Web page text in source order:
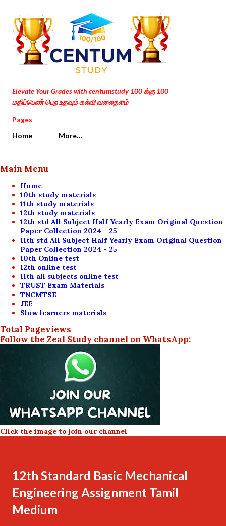
Skip to main content
Elevate Your Grades with centumstudy 100 க்கு 100
மதிப்பெண் பெற உதவும் கல்வி வலைதளம்
Pages
Home
More…
Main Menu
Home
10th study materials
11th study materials
12th study materials
12th std All Subject Half Yearly Exam Original Question
Paper Collection 2024 - 25
11th std All Subject Half Yearly Exam Original Question
Paper Collection 2024 - 25
10th Online test
12th online test
11th all subjects online test
TRUST Exam Materials
TNCMTSE
JEE
Slow learners materials
Total Pageviews
Follow the Zeal Study channel on WhatsApp:
Click the image to join our channel
12th Standard Basic Mechanical
Engineering Assignment Tamil
Medium